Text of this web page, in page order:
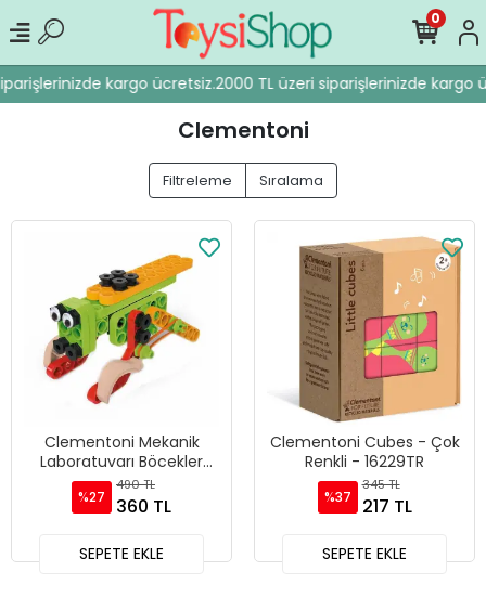
kargo ücretsiz.2000 TL üzeri siparişlerinizde kargo
0
Clementoni
Filtreleme Sıralama
Clementoni Mekanik
Laboratuvarı Böcekler
75058
%27
490 TL
360 TL
SEPETE EKLE
Clementoni Cubes - Çok
Renkli - 16229TR
%37
345 TL
217 TL
SEPETE EKLE